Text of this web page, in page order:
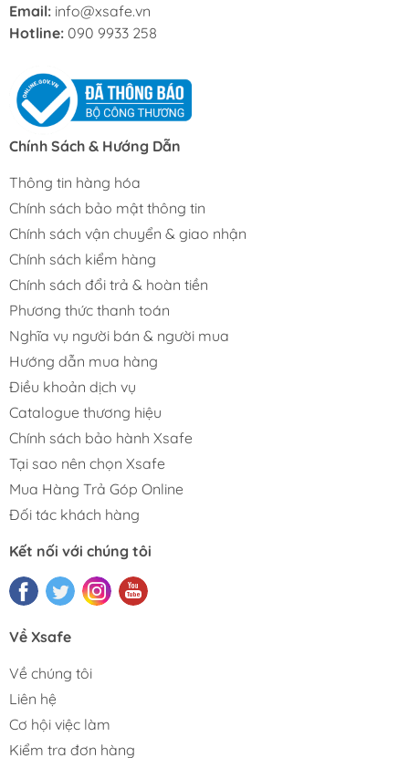
Email: info@xsafe.vn
Hotline: 090 9933 258
Chính Sách & Hướng Dẫn
Thông tin hàng hóa
Chính sách bảo mật thông tin
Chính sách vận chuyển & giao nhận
Chính sách kiểm hàng
Chính sách đổi trả & hoàn tiền
Phương thức thanh toán
Nghĩa vụ người bán & người mua
Hướng dẫn mua hàng
Điều khoản dịch vụ
Catalogue thương hiệu
Chính sách bảo hành Xsafe
Tại sao nên chọn Xsafe
Mua Hàng Trả Góp Online
Đối tác khách hàng
Kết nối với chúng tôi
Về Xsafe
Về chúng tôi
Liên hệ
Cơ hội việc làm
Kiểm tra đơn hàng